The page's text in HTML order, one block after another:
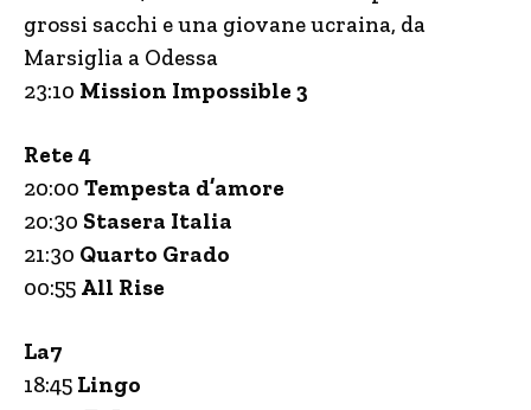
grossi sacchi e una giovane ucraina, da
Marsiglia a Odessa
23:10 Mission Impossible 3
Rete 4
20:00 Tempesta d’amore
20:30 Stasera Italia
21:30 Quarto Grado
00:55 All Rise
La7
18:45 Lingo